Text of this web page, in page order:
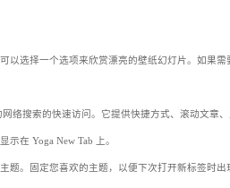
以选择一个选项来欣赏漂亮的壁纸幻灯片。如果需
络搜索的快速访问。它提供快捷方式、滚动文章
在 Yoga New Tab 上。
题。固定您喜欢的主题，以便下次打开新标签时出